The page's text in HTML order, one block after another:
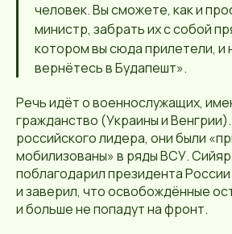
человек. Вы сможете, как и
министр, забрать их с собой
котором вы сюда прилетели, и
вернётесь в Будапешт».
Речь идёт о военнослужащих,
гражданство (Украины и
российского лидера, они были
мобилизованы» в ряды ВСУ.
поблагодарил президента
и заверил, что освобождённые
и больше не попадут на фронт.